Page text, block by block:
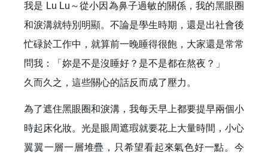
我是 Lu Lu～從小因為鼻子過敏的關係，我的黑眼圈
和淚溝就特別明顯。不論是學生時期，還是出社會後
忙碌於工作中，就算前一晚睡得很飽，大家還是常常
問我：「妳是不是沒睡好？是不是都在熬夜？」
久而久之，這些關心的話反而成了壓力。
為了遮住黑眼圈和淚溝，我每天早上都要提早兩個小
時起床化妝。光是眼周遮瑕就要花上大量時間，小心
翼翼一層一層堆疊，只希望看起來氣色好一點。今